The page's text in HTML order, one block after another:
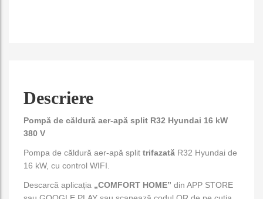
Descriere
Pompă de căldură aer-apă split R32 Hyundai 16 kW
380 V
Pompa de căldură aer-apă split trifazată R32 Hyundai de
16 kW, cu control WIFI.
Descarcă aplicația „COMFORT HOME” din APP STORE